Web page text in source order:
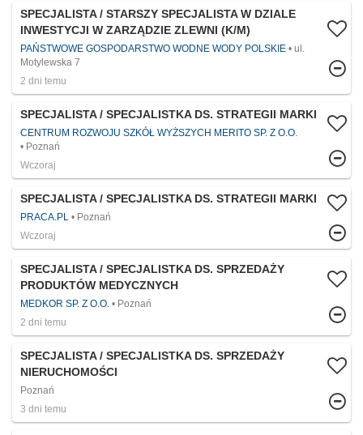
SPECJALISTA / STARSZY SPECJALISTA W DZIALE
INWESTYCJI W ZARZĄDZIE ZLEWNI (K/M)
PAŃSTWOWE GOSPODARSTWO WODNE WODY POLSKIE
ul.
Motylewska 7
2 dni temu
SPECJALISTA / SPECJALISTKA DS. STRATEGII MARKI
CENTRUM ROZWOJU SZKÓŁ WYŻSZYCH MERITO SP. Z O.O.
Poznań
Wczoraj
SPECJALISTA / SPECJALISTKA DS. STRATEGII MARKI
PRACA.PL
Poznań
Wczoraj
SPECJALISTA / SPECJALISTKA DS. SPRZEDAŻY
PRODUKTÓW MEDYCZNYCH
MEDKOR SP. Z O.O.
Poznań
2 dni temu
SPECJALISTA / SPECJALISTKA DS. SPRZEDAŻY
NIERUCHOMOŚCI
Poznań
3 dni temu